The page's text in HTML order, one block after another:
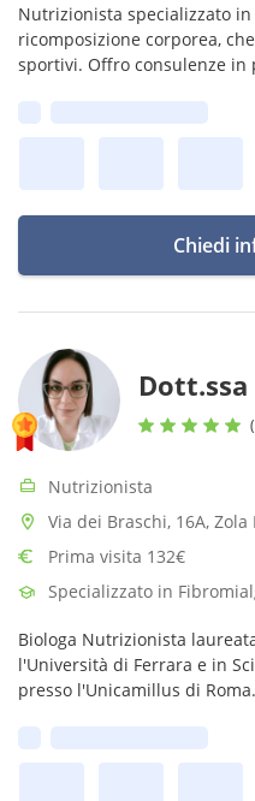
Nutrizionista specializzato
ricomposizione corporea,
sportivi. Offro consulenze in
Chiedi
Nutrizionista
Via dei Braschi, 16A, Zola
Prima visita 132€
Specializzato in
Biologa Nutrizionista
l'Università di Ferrara e in
presso l'Unicamillus di Roma.